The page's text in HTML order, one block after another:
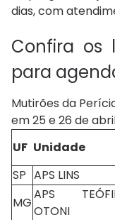
dias, com
Confira os
para
Mutirões da
em 25 e 26 de
UF Unidade
SP APS LINS
MG
APS
OTONI